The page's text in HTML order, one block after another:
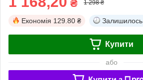
₴ 1 298 ₴
Економія 129.80 ₴ Залишилось
Купити
або